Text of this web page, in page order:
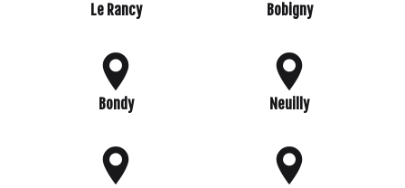
Le Rancy Bobigny
Bondy Neuilly